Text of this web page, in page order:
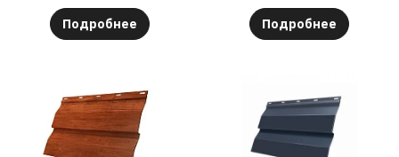
Подробнее Подробнее